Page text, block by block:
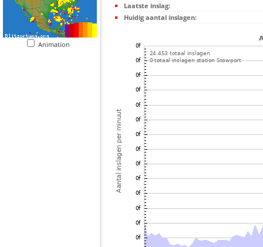
Animation
Laatste inslag:
Huidig aantal inslagen: